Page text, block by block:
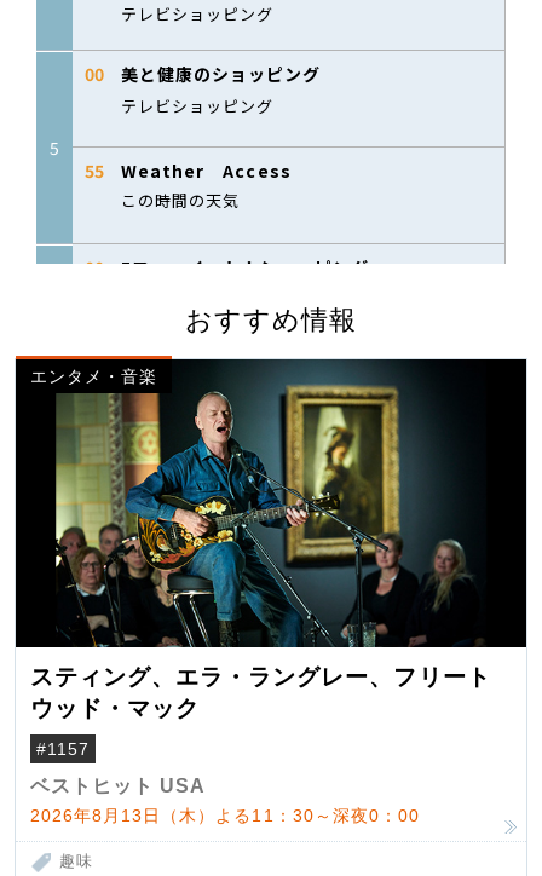
おすすめ情報
エンタメ・音楽
スティング、エラ・ラングレー、フリート
ウッド・マック
#1157
ベストヒット USA
2026年8月13日（木）よる11：30～深夜0：00
趣味